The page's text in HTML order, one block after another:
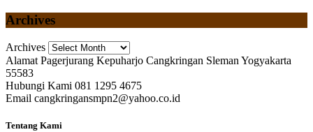
Archives
Archives
Alamat Pagerjurang Kepuharjo Cangkringan Sleman Yogyakarta
55583
Hubungi Kami 081 1295 4675
Email cangkringansmpn2@yahoo.co.id
Tentang Kami